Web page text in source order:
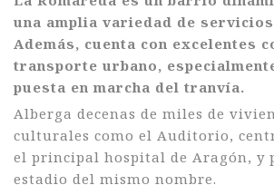
una amplia variedad de
Además, cuenta con excelentes
transporte urbano,
puesta en marcha del tranvía.
Alberga decenas de miles de
culturales como el Auditorio,
el principal hospital de Aragón, y
estadio del mismo nombre.